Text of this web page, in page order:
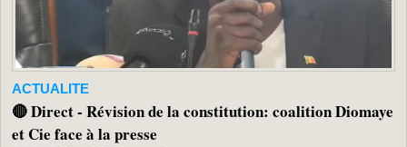
ACTUALITE
🔴 Direct - Révision de la constitution: coalition Diomaye
et Cie face à la presse